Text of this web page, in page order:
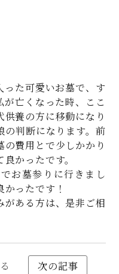
った可愛いお墓で、す
亡くなった時、ここ
養の方に移動になり
の判断になります。前
費用とで少しかかり
かったです。
お墓参りに行きまし
ったです！
ある方は、是非ご相
次の記事